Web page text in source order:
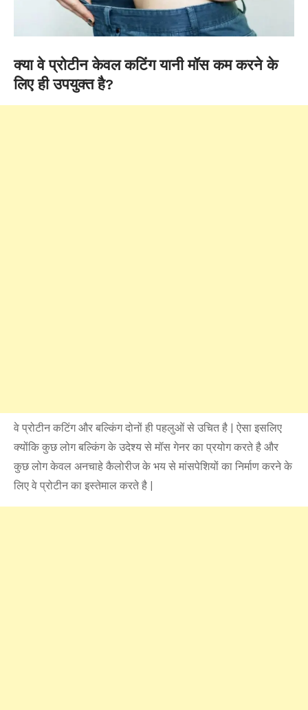
क्या वे प्रोटीन केवल कटिंग यानी मॉस कम करने के
लिए ही उपयुक्त है?
वे प्रोटीन कटिंग और बल्किंग दोनों ही पहलुओं से उचित है | ऐसा इसलिए
क्योंकि कुछ लोग बल्किंग के उदेश्य से मॉस गेनर का प्रयोग करते है और
कुछ लोग केवल अनचाहे कैलोरीज के भय से मांसपेशियों का निर्माण करने के
लिए वे प्रोटीन का इस्तेमाल करते है |